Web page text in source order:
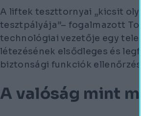
A liftek teszttornyai „kicsit
tesztpályája”– fogalmazott
technológiai vezetője egy
létezésének elsődleges és
biztonsági funkciók
A valóság mint